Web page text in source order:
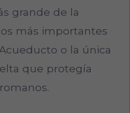
grande de la
más importantes
o la única
que protegía